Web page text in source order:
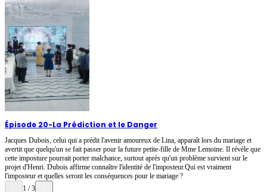
Épisode 20-La Prédiction et le Danger
Jacques Dubois, celui qui a prédit l'avenir amoureux de Lina, apparaît lors du mariage et
avertit que quelqu'un se fait passer pour la future petite-fille de Mme Lemoine. Il révèle que
cette imposture pourrait porter malchance, surtout après qu'un problème survient sur le
projet d'Henri. Dubois affirme connaître l'identité de l'imposteur.Qui est vraiment
l'imposteur et quelles seront les conséquences pour le mariage ?
1 /3